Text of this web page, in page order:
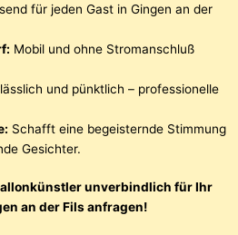
für jeden Gast in Gingen an der
Mobil und ohne Stromanschluß
und pünktlich – professionelle
Schafft eine begeisternde Stimmung
Gesichter.
unverbindlich für Ihr
an der Fils anfragen!